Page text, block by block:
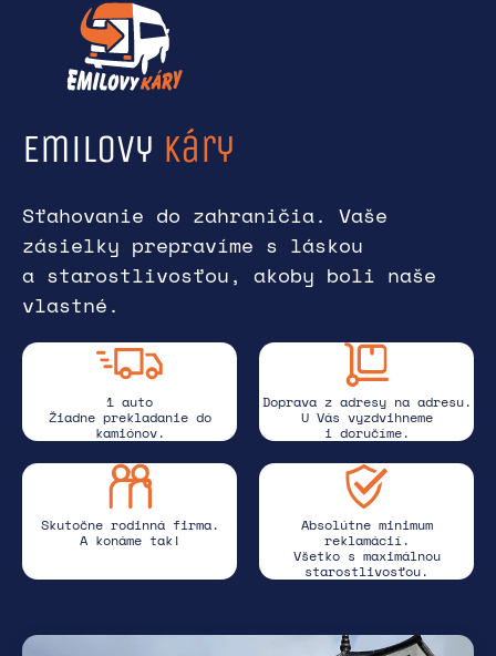
Emilovy káry
Sťahovanie do zahraničia. Vaše
zásielky prepravíme s láskou
a starostlivosťou, akoby boli naše
vlastné.
1 auto
Žiadne prekladanie do
kamiónov.
Doprava z adresy na adresu.
U Vás vyzdvihneme
i doručíme.
Skutočne rodinná firma.
A konáme tak!
Absolútne minimum
reklamácií.
Všetko s maximálnou
starostlivosťou.